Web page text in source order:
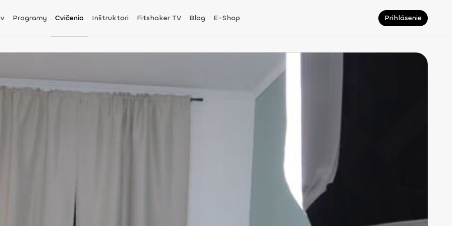
Programy Cvičenia Inštruktori Fitshaker TV Blog E-Shop Prihlásenie